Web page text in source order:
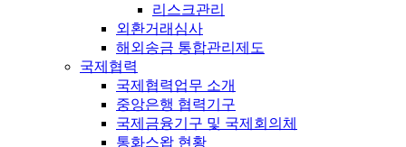
리스크관리
외환거래심사
해외송금 통합관리제도
국제협력
국제협력업무 소개
중앙은행 협력기구
국제금융기구 및 국제회의체
통화스왑 현황